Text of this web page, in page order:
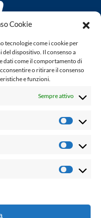
Cookie
tecnologie come i cookie per
dispositivo. Il consenso a
dati come il comportamento di
o ritirare il consenso
e funzioni.
Sempre attivo
Luperini
testata giornalistica in
periodicità. Non può
non è responsabile per
Leto